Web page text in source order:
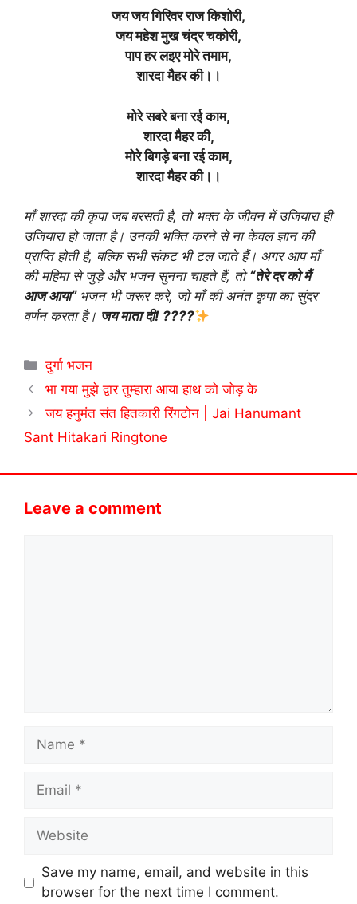
जय जय गिरिवर राज किशोरी,
जय महेश मुख चंद्र चकोरी,
पाप हर लइए मोरे तमाम,
शारदा मैहर की।।
मोरे सबरे बना रई काम,
शारदा मैहर की,
मोरे बिगड़े बना रई काम,
शारदा मैहर की।।
माँ शारदा की कृपा जब बरसती है, तो भक्त के जीवन में उजियारा ही
उजियारा हो जाता है। उनकी भक्ति करने से ना केवल ज्ञान की
प्राप्ति होती है, बल्कि सभी संकट भी टल जाते हैं। अगर आप माँ
की महिमा से जुड़े और भजन सुनना चाहते हैं, तो“तेरे दर को मैं
आज आया” भजन भी जरूर करे, जो माँ की अनंत कृपा का सुंदर
वर्णन करता है। जय माता दी! ????
Categories
दुर्गा भजन
भा गया मुझे द्वार तुम्हारा आया हाथ को जोड़ के
जय हनुमंत संत हितकारी रिंगटोन | Jai Hanumant
Sant Hitakari Ringtone
Leave a comment
Name
Email
Website
Save my name, email, and website in this
browser for the next time I comment.